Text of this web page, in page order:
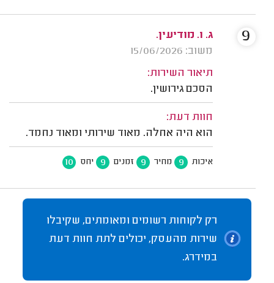
ג. ו. מודיעין.
משוב: 15/06/2026
תיאור השירות:
הסכם גירושין.
חוות דעת:
הוא היה אחלה. מאוד שירותי ומאוד נחמד.
איכות 9 מחיר 9 זמנים 9 יחס 10
9
רק לקוחות רשומים ומאומתים, שקיבלו
שירות מהעסק, יכולים לתת חוות דעת
במידרג.